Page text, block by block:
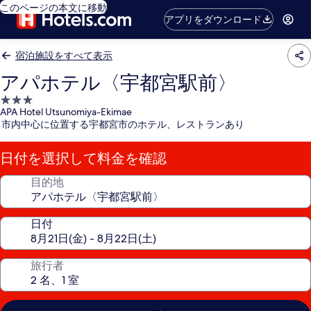
このページの本文に移動
アプリをダウンロード
宿泊施設をすべて表示
アパホテル〈宇都宮駅前〉
3.0
つ
星
宿
泊
施
APA Hotel Utsunomiya-Ekimae
市内中心に位置する宇都宮市のホテル、レストランあり
日付を選択して料金を確認
目的地
日付
旅行者